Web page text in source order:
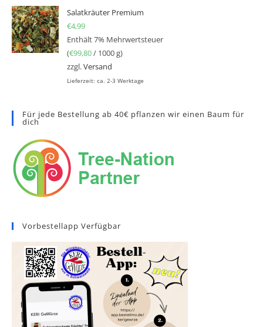
Salatkräuter Premium
€4,99
Enthält 7% Mehrwertsteuer
(€99,80/ 1000 g)
zzgl.Versand
Lieferzeit: ca. 2-3 Werktage
Für jede Bestellung ab 40€ pflanzen wir einen Baum für
dich
Vorbestellapp Verfügbar